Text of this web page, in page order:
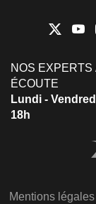
NOS EXPERTS
ÉCOUTE
Lundi -
18h
Mentions légales